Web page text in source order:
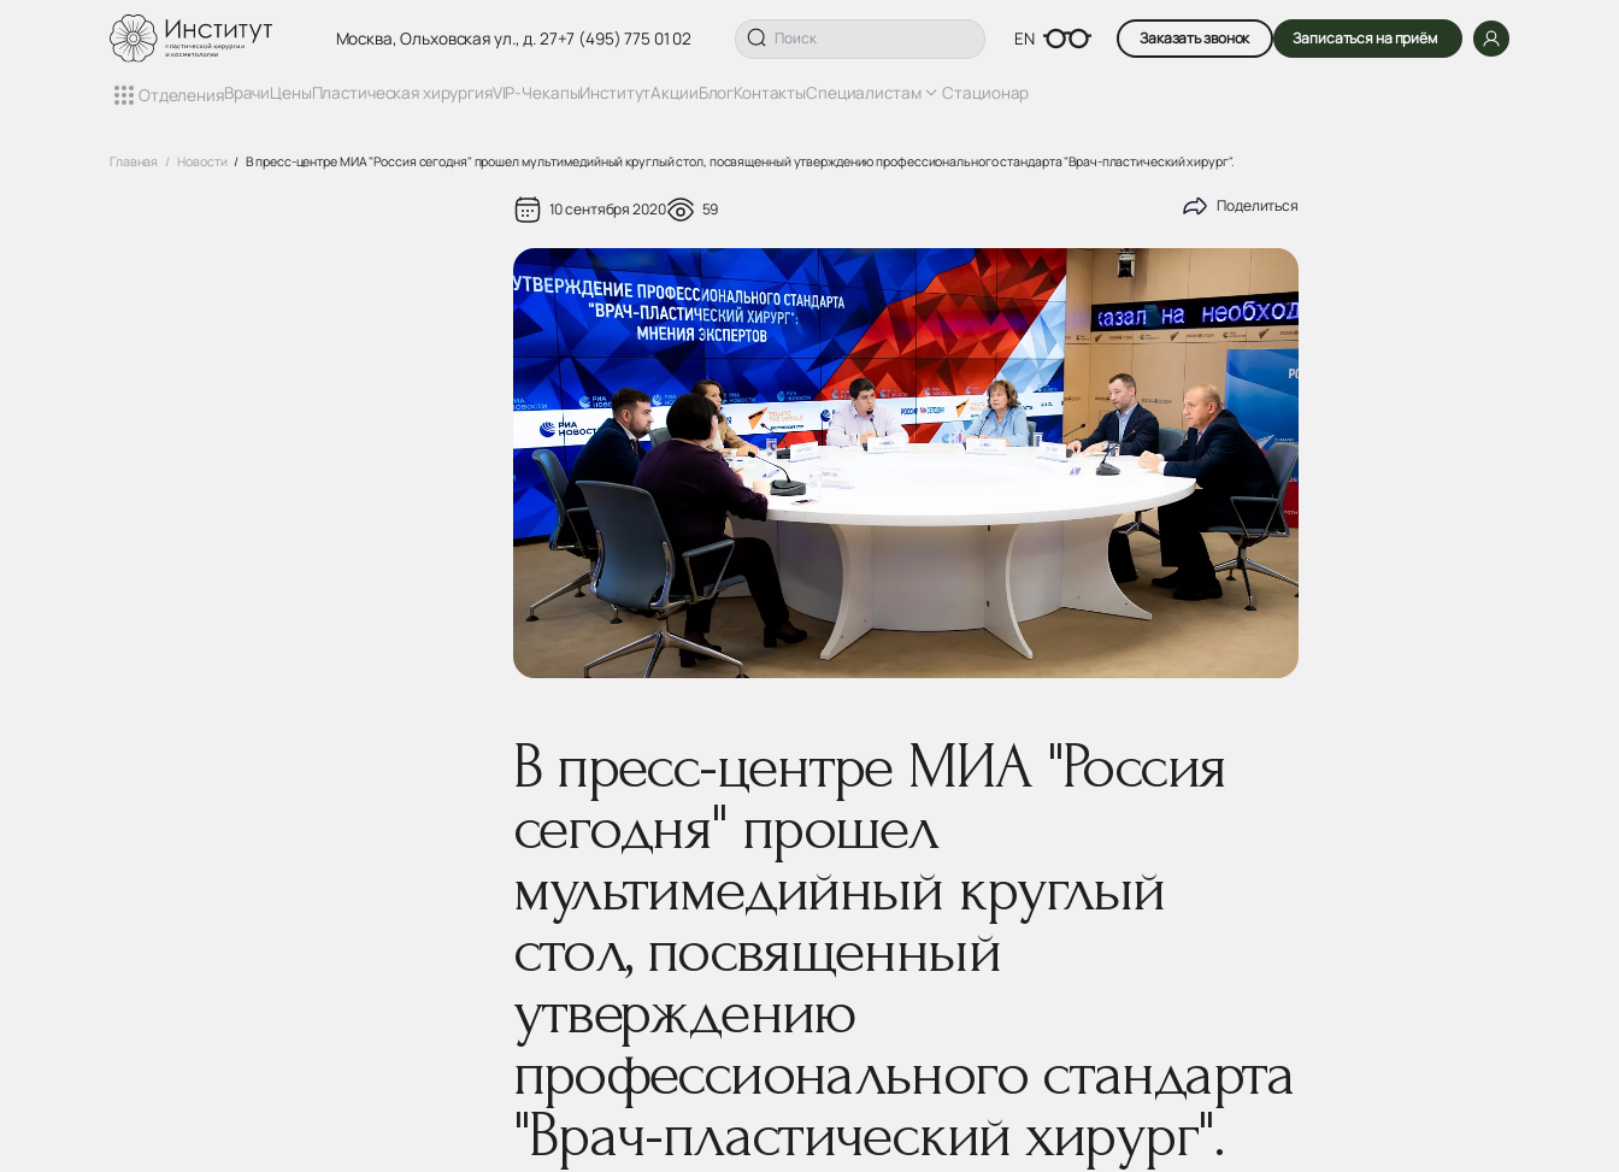
Москва, Ольховская ул., д. 27+7 (495) 775 01 02 EN Заказать звонок Записаться на приём
ОтделенияВрачиЦеныПластическая хирургияVIP-ЧекапыИнститутАкцииБлогКонтактыСпециалистам Стационар
Главная Новости В пресс-центре МИА "Россия сегодня" прошел мультимедийный круглый стол, посвященный утверждению профессионального стандарта "Врач-пластический хирург".
10 сентября 2020 59 Поделиться
В пресс-центре МИА "Россия
сегодня" прошел
мультимедийный круглый
стол, посвященный
утверждению
профессионального стандарта
"Врач-пластический хирург".